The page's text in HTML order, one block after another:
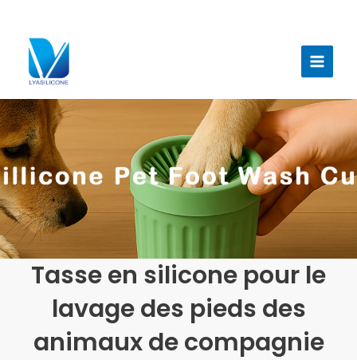
contenu
Tasse en silicone pour le
lavage des pieds des
animaux de compagnie